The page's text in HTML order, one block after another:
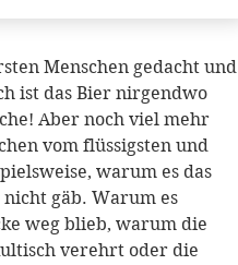
Menschen gedacht und
ist das Bier nirgendwo
Aber noch viel mehr
vom flüssigsten und
warum es das
gäb. Warum es
weg blieb, warum die
verehrt oder die